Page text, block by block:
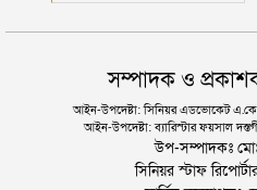
সম্পাদক ও
আইন-উপদেষ্টা: সিনিয়র এডভোকেট
আইন-উপদেষ্টা: ব্যারিস্টার ফয়সাল
উপ-সম্পাদকঃ
সিনিয়র স্টাফ